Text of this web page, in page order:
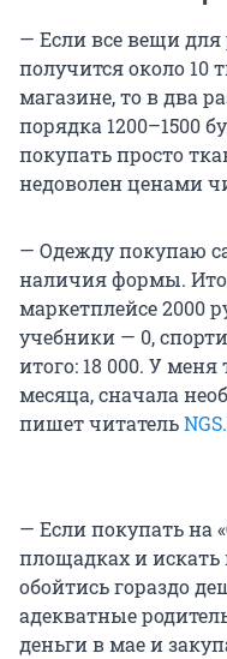
— Если все вещи для
получится около 10
магазине, то в два
порядка 1200–1500
покупать просто
недоволен ценами
— Одежду покупаю
наличия формы.
маркетплейсе 2000
учебники — 0,
итого: 18 000. У
месяца, сначала
пишет читатель
— Если покупать на
площадках и искать
обойтись гораздо
адекватные
деньги в мае и